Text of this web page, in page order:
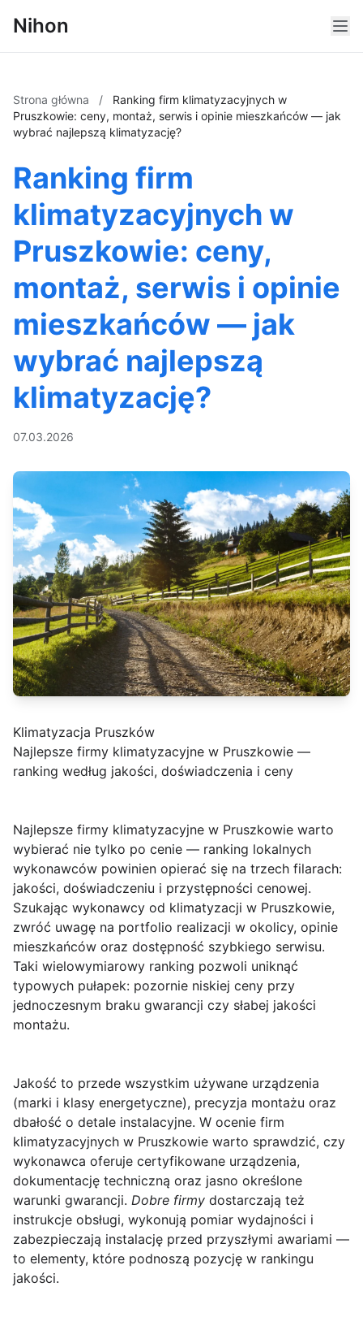
Nihon
Strona główna /
Ranking firm klimatyzacyjnych w
Pruszkowie: ceny, montaż, serwis i opinie mieszkańców — jak
wybrać najlepszą klimatyzację?
Ranking firm
klimatyzacyjnych w
Pruszkowie: ceny,
montaż, serwis i opinie
mieszkańców — jak
wybrać najlepszą
klimatyzację?
07.03.2026
Klimatyzacja Pruszków
Najlepsze firmy klimatyzacyjne w Pruszkowie —
ranking według jakości, doświadczenia i ceny
Najlepsze firmy klimatyzacyjne w Pruszkowie warto
wybierać nie tylko po cenie — ranking lokalnych
wykonawców powinien opierać się na trzech filarach:
jakości, doświadczeniu i przystępności cenowej.
Szukając wykonawcy od klimatyzacji w Pruszkowie,
zwróć uwagę na portfolio realizacji w okolicy, opinie
mieszkańców oraz dostępność szybkiego serwisu.
Taki wielowymiarowy ranking pozwoli uniknąć
typowych pułapek: pozornie niskiej ceny przy
jednoczesnym braku gwarancji czy słabej jakości
montażu.
Jakość to przede wszystkim używane urządzenia
(marki i klasy energetyczne), precyzja montażu oraz
dbałość o detale instalacyjne. W ocenie firm
klimatyzacyjnych w Pruszkowie warto sprawdzić, czy
wykonawca oferuje certyfikowane urządzenia,
dokumentację techniczną oraz jasno określone
warunki gwarancji. Dobre firmy dostarczają też
instrukcje obsługi, wykonują pomiar wydajności i
zabezpieczają instalację przed przyszłymi awariami —
to elementy, które podnoszą pozycję w rankingu
jakości.